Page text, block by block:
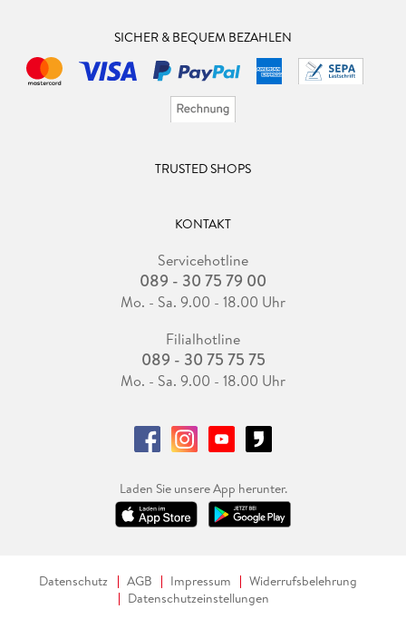
SICHER & BEQUEM BEZAHLEN
TRUSTED SHOPS
KONTAKT
Servicehotline
089 - 30 75 79 00
Mo. - Sa. 9.00 - 18.00 Uhr
Filialhotline
089 - 30 75 75 75
Mo. - Sa. 9.00 - 18.00 Uhr
Laden Sie unsere App herunter.
Datenschutz AGB Impressum
Widerrufsbelehrung
Datenschutzeinstellungen